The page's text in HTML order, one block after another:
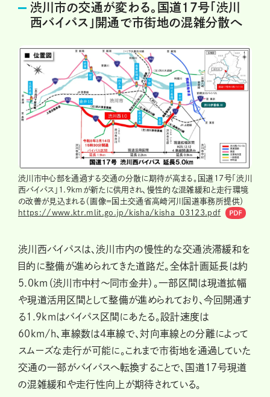
渋川市の交通が変わる。国道17号「渋川
西バイパス」開通で市街地の混雑分散へ
渋川市中心部を通過する交通の分散に期待が高まる。国道17号「渋川
西バイパス」1.9kmが新たに供用され、慢性的な混雑緩和と走行環境
の改善が見込まれる（画像＝国土交通省高崎河川国道事務所提供）
https://www.ktr.mlit.go.jp/kisha/kisha_03123.pdf
渋川西バイパスは、渋川市内の慢性的な交通渋滞緩和を
目的に整備が進められてきた道路だ。全体計画延長は約
5.0km（渋川市中村～同市金井）。一部区間は現道拡幅
や現道活用区間として整備が進められており、今回開通す
る1.9kmはバイパス区間にあたる。設計速度は
60km/h、車線数は4車線で、対向車線との分離によって
スムーズな走行が可能に。これまで市街地を通過していた
交通の一部がバイパスへ転換することで、国道17号現道
の混雑緩和や走行性向上が期待されている。